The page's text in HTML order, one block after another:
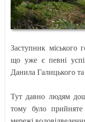
Заступник міського
що уже є певні
Данила Галицького
Тут давно людям
тому було прийняте